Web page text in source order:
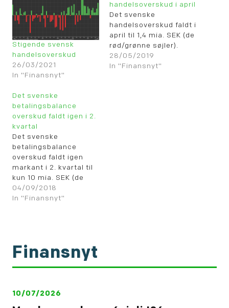
Stigende svensk
handelsoverskud
26/03/2021
In "Finansnyt"
handelsoverskud i april
Det svenske
handelsoverskud faldt i
april til 1,4 mia. SEK (de
rød/grønne søjler).
28/05/2019
In "Finansnyt"
Det svenske
betalingsbalance
overskud faldt igen i 2.
kvartal
Det svenske
betalingsbalance
overskud faldt igen
markant i 2. kvartal til
kun 10 mia. SEK (de
grønne søjler).
Samtidig blev tallet for
04/09/2018
In "Finansnyt"
Finansnyt
10/07/2026